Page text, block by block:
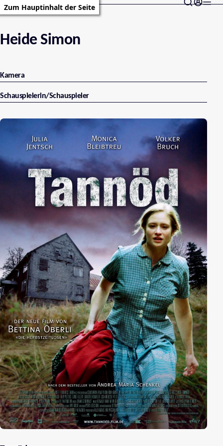
Zum Hauptinhalt der Seite
Heide Simon
Kamera
Schauspielerin/Schauspieler